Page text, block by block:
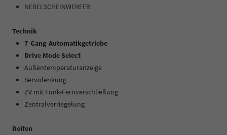
NEBELSCHEINWERFER
Technik
7-Gang-Automatikgetriebe
Drive Mode Select
Außentemperaturanzeige
Servolenkung
ZV mit Funk-Fernverschließung
Zentralverriegelung
Reifen